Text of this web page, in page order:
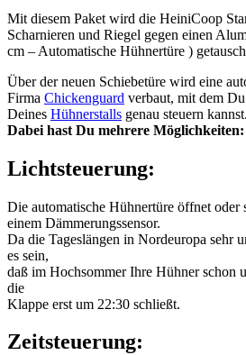
Mit diesem Paket wird die HeiniCoop
Scharnieren und Riegel gegen einen
cm – Automatische Hühnertüre )
Über der neuen Schiebetüre wird eine
Firma Chickenguard verbaut, mit dem
Deines Hühnerstalls genau steuern kannst.
Dabei hast Du mehrere Möglichkeiten:
Lichtsteuerung:
Die automatische Hühnertüre öffnet oder
einem Dämmerungssensor.
Da die Tageslängen in Nordeuropa sehr
es sein,
daß im Hochsommer Ihre Hühner schon
die
Klappe erst um 22:30 schließt.
Zeitsteuerung: